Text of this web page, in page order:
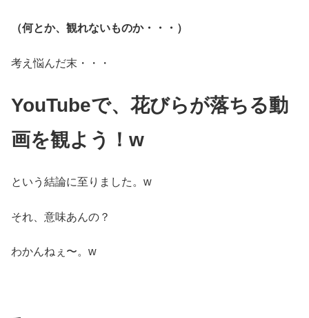
（何とか、観れないものか・・・）
考え悩んだ末・・・
YouTubeで、 花びらが落ちる動
画を観よう！w
という結論に至りました。w
それ、意味あんの？
わかんねぇ〜。w